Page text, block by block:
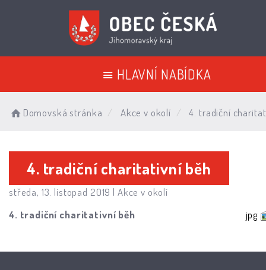
HLAVNÍ NABÍDKA
Domovská stránka Akce v okolí 4. tradiční
4. tradiční charitativní běh
středa, 13. listopad 2019 | Akce v okolí
4. tradiční charitativní běh
jpg